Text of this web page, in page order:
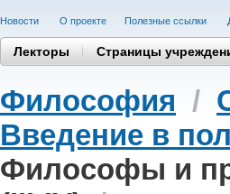
Новости О проекте Полезные cсылки
Лекторы Страницы
Философия /
Введение в
Философы и